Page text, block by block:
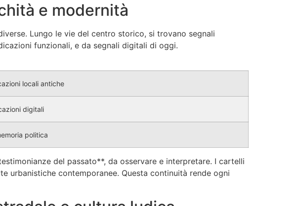
e modernità
Lungo le vie del centro storico, si trovano segnali
funzionali, e da segnali digitali di oggi.
locali antiche
digitali
politica
del passato**, da osservare e interpretare. I cartelli
urbanistiche contemporanee. Questa continuità rende ogni